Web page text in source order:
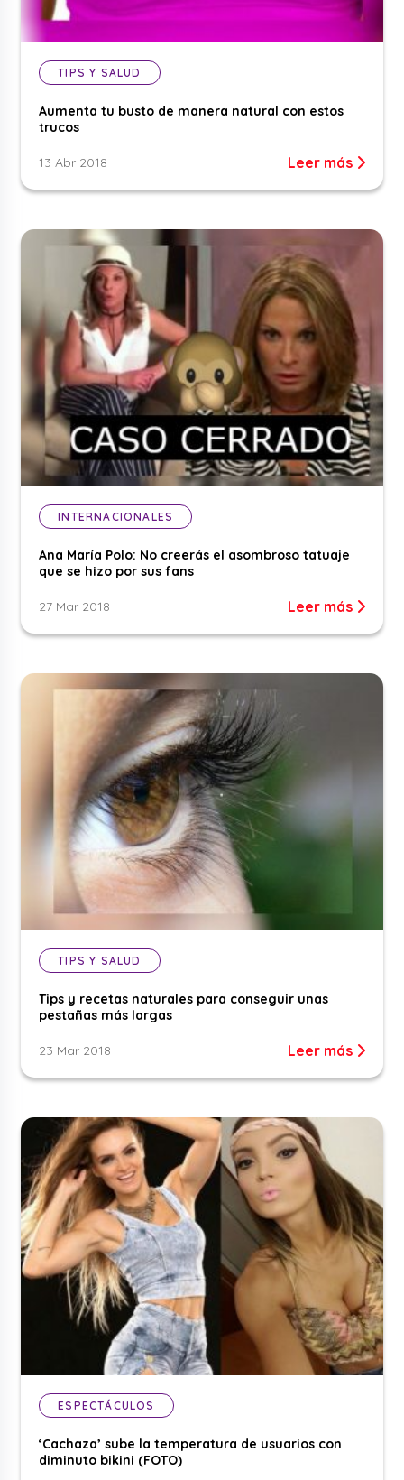
TIPS Y SALUD
Aumenta tu busto de manera natural con estos
trucos
13 Abr 2018 Leer más
INTERNACIONALES
Ana María Polo: No creerás el asombroso tatuaje
que se hizo por sus fans
27 Mar 2018 Leer más
TIPS Y SALUD
Tips y recetas naturales para conseguir unas
pestañas más largas
23 Mar 2018 Leer más
ESPECTÁCULOS
‘Cachaza’ sube la temperatura de usuarios con
diminuto bikini (FOTO)